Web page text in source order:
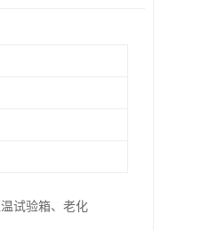
试验箱、老化